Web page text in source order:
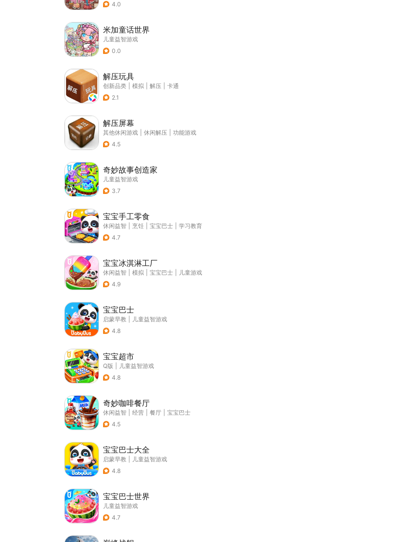
4.0
米加童话世界
儿童益智游戏
0.0
解压玩具
创新品类 模拟 解压
卡通
2.1
解压屏幕
其他休闲游戏 休闲解压
功能游戏
4.5
奇妙故事创造家
儿童益智游戏
3.7
宝宝手工零食
休闲益智 烹饪 宝宝巴士
学习教育
4.7
宝宝冰淇淋工厂
休闲益智 模拟 宝宝巴士
儿童游戏
4.9
宝宝巴士
启蒙早教
儿童益智游戏
4.8
宝宝超市
Q版
儿童益智游戏
4.8
奇妙咖啡餐厅
休闲益智 经营 餐厅
宝宝巴士
4.5
宝宝巴士大全
启蒙早教
儿童益智游戏
4.8
宝宝巴士世界
儿童益智游戏
4.7